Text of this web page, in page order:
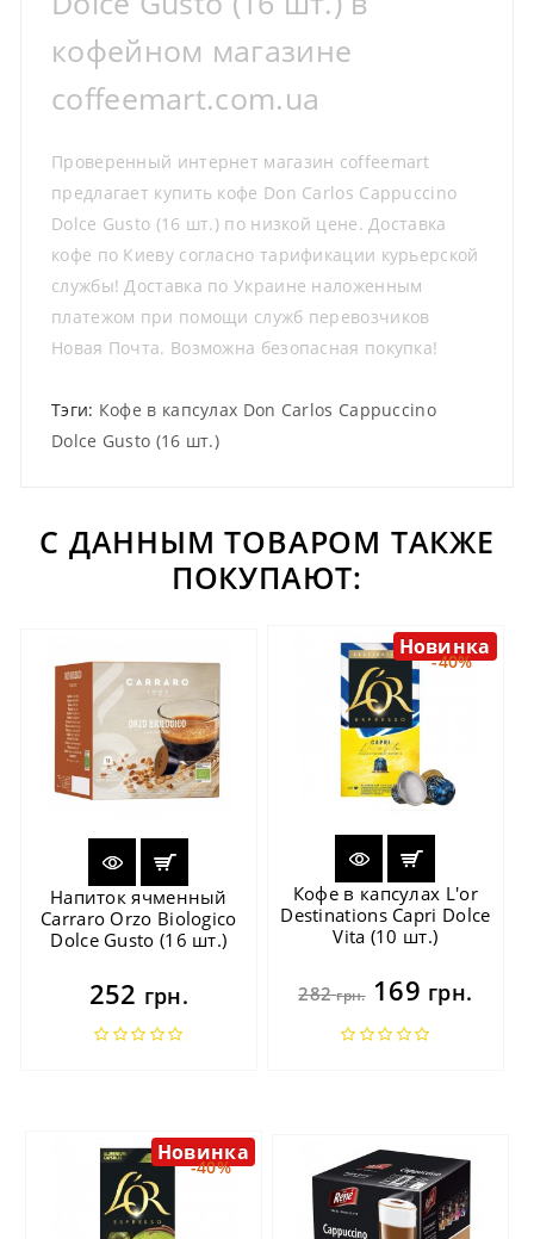
кофейном магазине
coffeemart.com.ua
Проверенный интернет магазин coffeemart
предлагает купить кофе Don Carlos Cappuccino
Dolce Gusto (16 шт.) по низкой цене. Доставка
кофе по Киеву согласно тарификации курьерской
службы! Доставка по Украине наложенным
платежом при помощи служб перевозчиков
Новая Почта. Возможна безопасная покупка!
Тэги: Кофе в капсулах Don Carlos Cappuccino
Dolce Gusto (16 шт.)
С ДАННЫМ ТОВАРОМ ТАКЖЕ
ПОКУПАЮТ:
Напиток ячменный
Carraro Orzo Biologico
Dolce Gusto (16 шт.)
252 грн.
-40%
Новинка
Кофе в капсулах L'or
Destinations Capri Dolce
Vita (10 шт.)
282грн.169 грн.
-40%
Новинка